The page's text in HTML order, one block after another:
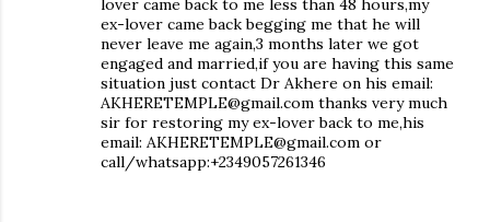
lover came back to me less than 48 hours,my
ex-lover came back begging me that he will
never leave me again,3 months later we got
engaged and married,if you are having this same
situation just contact Dr Akhere on his email:
AKHERETEMPLE@gmail.com thanks very much
sir for restoring my ex-lover back to me,his
email: AKHERETEMPLE@gmail.com or
call/whatsapp:+2349057261346